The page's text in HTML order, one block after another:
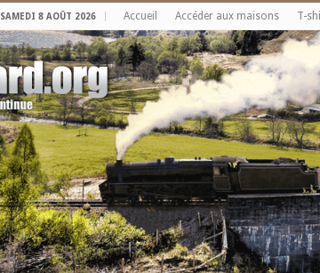
SAMEDI 8 AOÛT 2026 Accueil Accéder aux maisons T-